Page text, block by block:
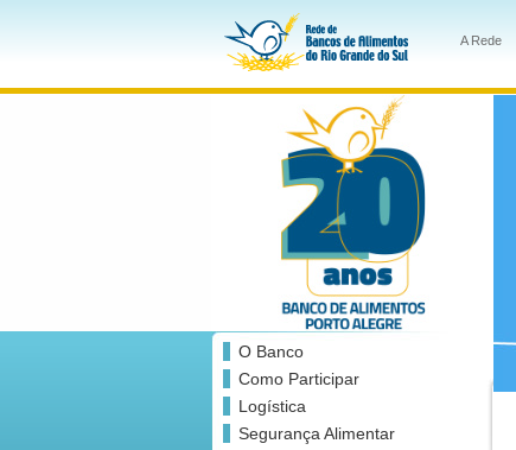
A Rede
O Banco
Como Participar
Logística
Segurança Alimentar